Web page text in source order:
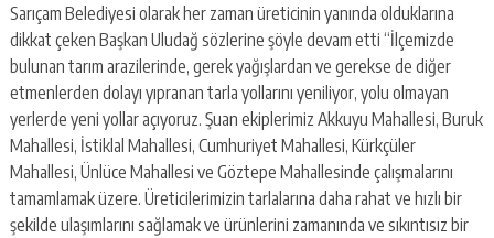
Sarıçam Belediyesi olarak her zaman üreticinin yanında olduklarına
dikkat çeken Başkan Uludağ sözlerine şöyle devam etti “İlçemizde
bulunan tarım arazilerinde, gerek yağışlardan ve gerekse de diğer
etmenlerden dolayı yıpranan tarla yollarını yeniliyor, yolu olmayan
yerlerde yeni yollar açıyoruz. Şuan ekiplerimiz Akkuyu Mahallesi, Buruk
Mahallesi, İstiklal Mahallesi, Cumhuriyet Mahallesi, Kürkçüler
Mahallesi, Ünlüce Mahallesi ve Göztepe Mahallesinde çalışmalarını
tamamlamak üzere. Üreticilerimizin tarlalarına daha rahat ve hızlı bir
şekilde ulaşımlarını sağlamak ve ürünlerini zamanında ve sıkıntısız bir